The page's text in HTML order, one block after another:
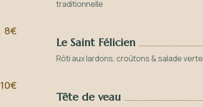
8€
10€
traditionnelle
Le Saint Félicien
Rôti aux lardons, croûtons & salade verte
Tête de veau